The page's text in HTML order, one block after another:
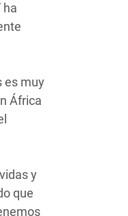
ha
es muy
África
y
que